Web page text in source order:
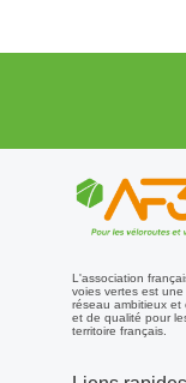
L'association
voies vertes est
réseau ambitieux et
et de qualité pour
territoire français.